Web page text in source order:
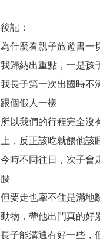
後記：
為什麼看親子旅遊書一
我歸納出重點，一是孩
我長子第一次出國時不
跟個假人一樣
所以我們的行程完全沒
上，反正該吃就餵他
今時不同往日，次子會
腰
但要走也牽不住是滿地
動物，帶他出門真的好
長子能溝通有好一些，